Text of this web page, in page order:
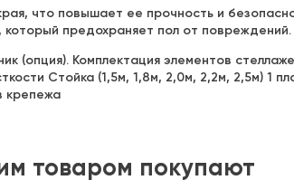
что повышает ее прочность и
предохраняет пол от повреждений.
(опция). Комплектация элементов
Стойка (1,5м, 1,8м, 2,0м, 2,2м, 2,5м) 1
крепежа
товаром покупают